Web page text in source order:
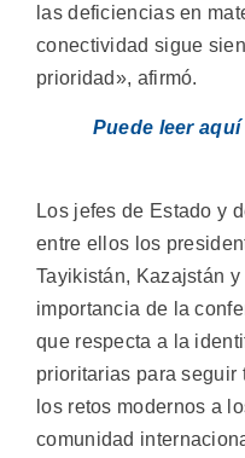
las deficiencias en
conectividad sigue
prioridad», afirmó.
Puede leer
Los jefes de Estado y
entre ellos los
Tayikistán, Kazajstán
importancia de la
que respecta a la
prioritarias para seguir
los retos modernos a
comunidad